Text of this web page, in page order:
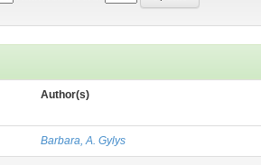
Author(s)
Barbara, A. Gylys